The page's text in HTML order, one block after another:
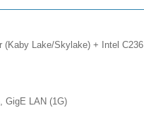
(Kaby Lake/Skylake) + Intel C236
GigE LAN (1G)